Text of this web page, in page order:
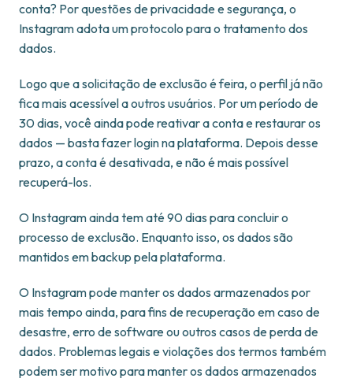
conta? Por questões de privacidade e segurança, o
Instagram adota um protocolo para o tratamento dos
dados.
Logo que a solicitação de exclusão é feira, o perfil já não
fica mais acessível a outros usuários. Por um período de
30 dias, você ainda pode reativar a conta e restaurar os
dados — basta fazer login na plataforma. Depois desse
prazo, a conta é desativada, e não é mais possível
recuperá-los.
O Instagram ainda tem até 90 dias para concluir o
processo de exclusão. Enquanto isso, os dados são
mantidos em backup pela plataforma.
O Instagram pode manter os dados armazenados por
mais tempo ainda, para fins de recuperação em caso de
desastre, erro de software ou outros casos de perda de
dados. Problemas legais e violações dos termos também
podem ser motivo para manter os dados armazenados